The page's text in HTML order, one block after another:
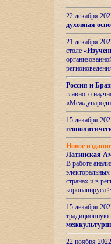
22 декабря
духовная
21 декабря
столе
Россия и
главного
15 декабря
Новое
Латинская
В работе
странах и в
коронавируса
15 декабря
22 ноября